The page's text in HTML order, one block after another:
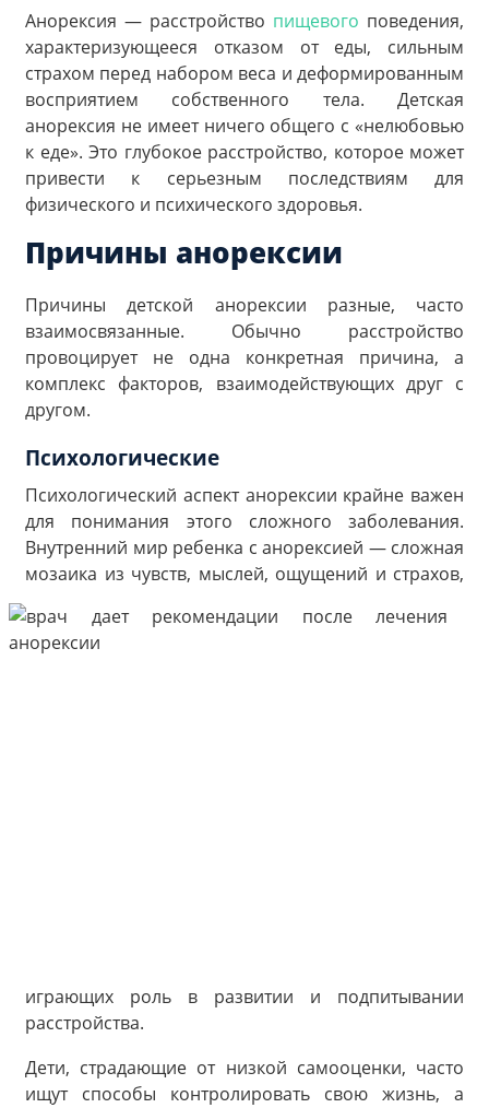
Анорексия — расстройство пищевого поведения,
характеризующееся отказом от еды, сильным
страхом перед набором веса и деформированным
восприятием собственного тела. Детская
анорексия не имеет ничего общего с «нелюбовью
к еде». Это глубокое расстройство, которое может
привести к серьезным последствиям для
физического и психического здоровья.
Причины анорексии
Причины детской анорексии разные, часто
взаимосвязанные. Обычно расстройство
провоцирует не одна конкретная причина, а
комплекс факторов, взаимодействующих друг с
другом.
Психологические
Психологический аспект анорексии крайне важен
для понимания этого сложного заболевания.
Внутренний мир ребенка с анорексией — сложная
мозаика из чувств, мыслей, ощущений и страхов,
играющих роль в развитии и подпитывании
расстройства.
Дети, страдающие от низкой самооценки, часто
ищут способы контролировать свою жизнь, а